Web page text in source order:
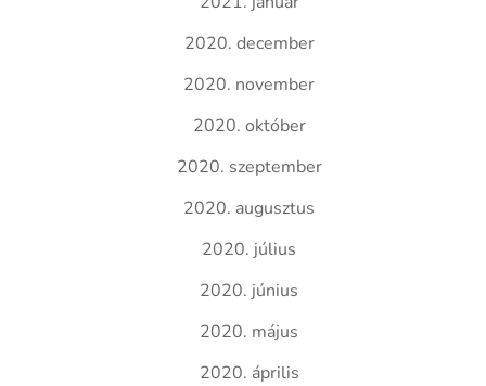
2020. december
2020. november
2020. október
2020. szeptember
2020. augusztus
2020. július
2020. június
2020. május
2020. április